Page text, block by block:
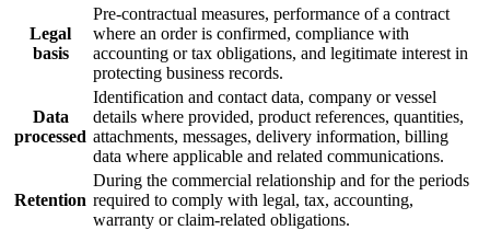
Legal
basis
Pre-contractual measures, performance of a contract
where an order is confirmed, compliance with
accounting or tax obligations, and legitimate interest in
protecting business records.
Data
processed
Identification and contact data, company or vessel
details where provided, product references, quantities,
attachments, messages, delivery information, billing
data where applicable and related communications.
Retention
During the commercial relationship and for the periods
required to comply with legal, tax, accounting,
warranty or claim-related obligations.